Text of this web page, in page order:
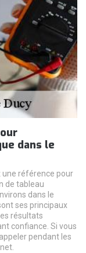
dans le
une référence pour
de tableau
dans le
ses principaux
résultats
confiance. Si vous
pendant les